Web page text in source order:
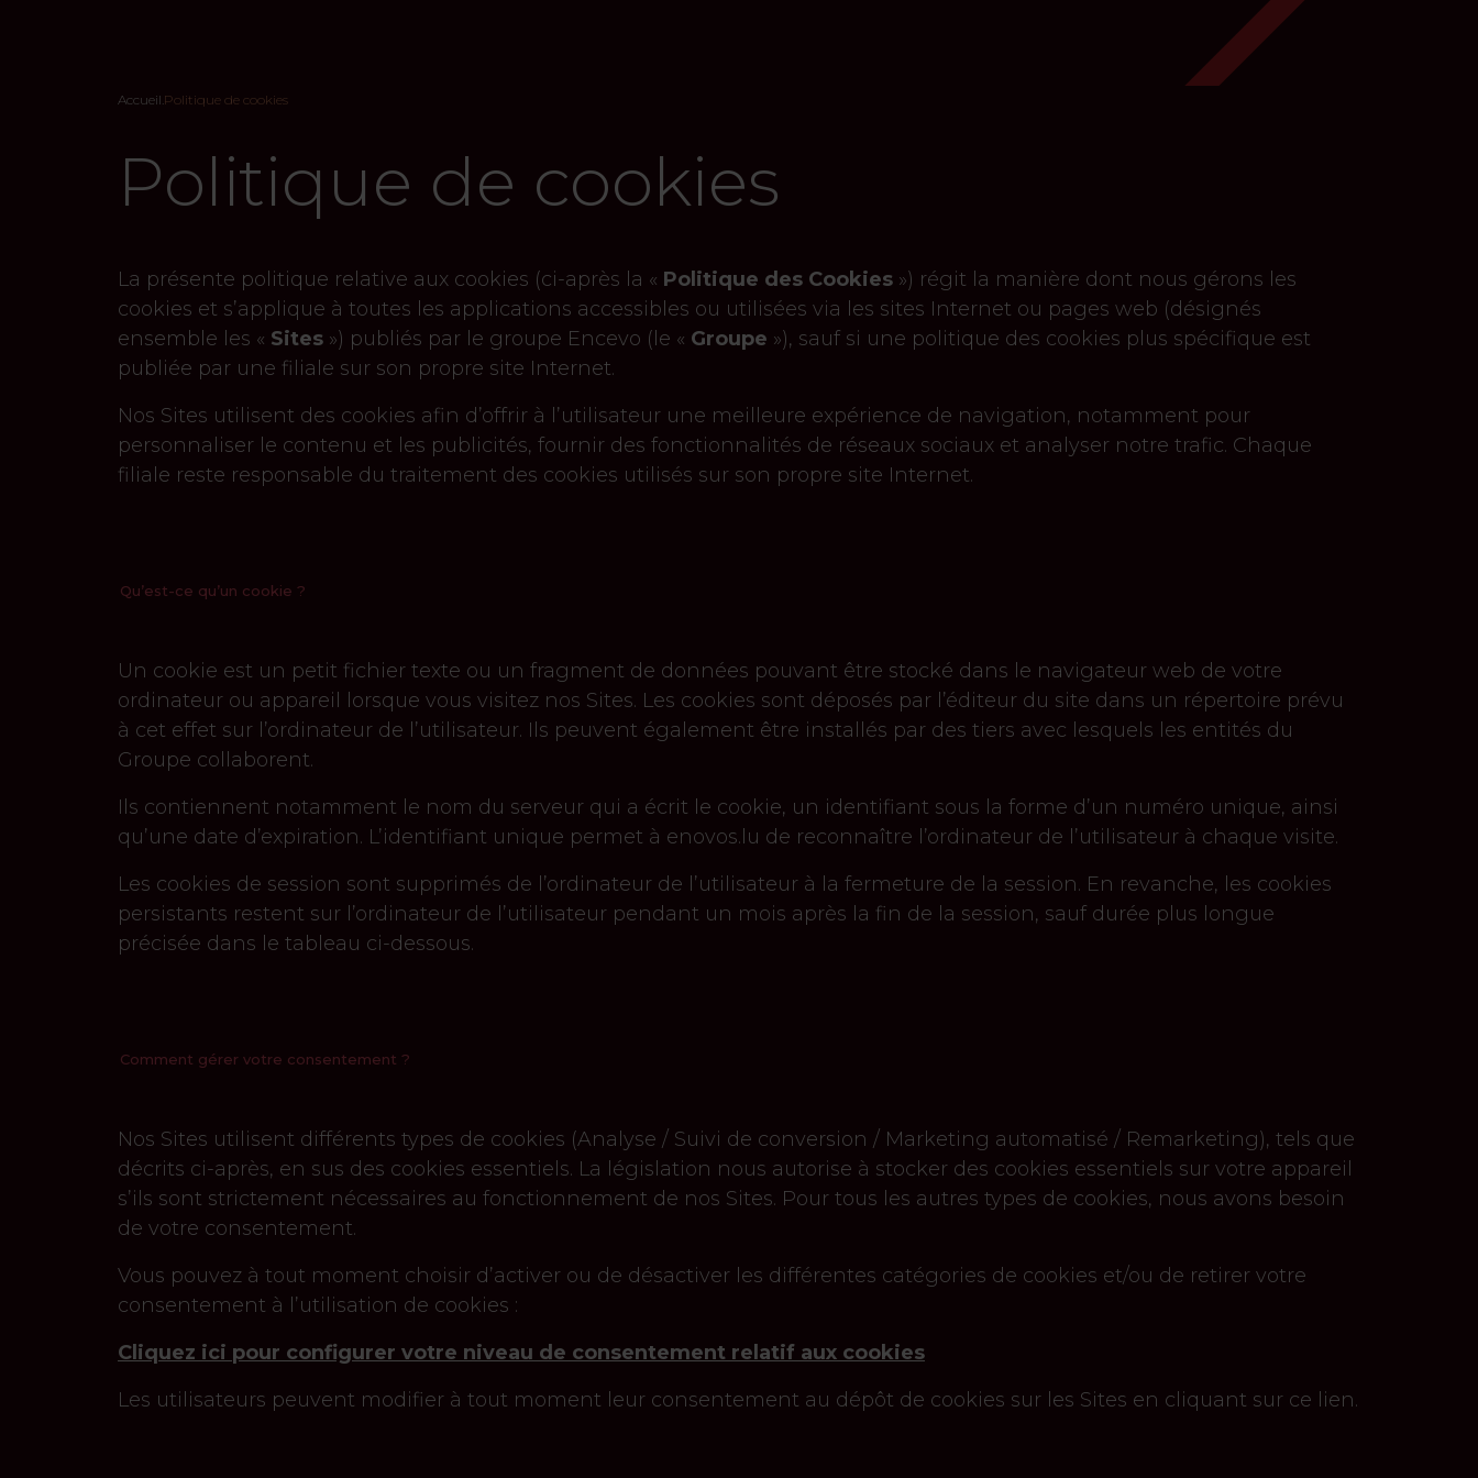
Accueil.Politique de cookies
Politique de cookies
La présente politique relative aux cookies (ci-après la « Politique des Cookies ») régit la manière dont nous gérons les
cookies et s’applique à toutes les applications accessibles ou utilisées via les sites Internet ou pages web (désignés
ensemble les « Sites ») publiés par le groupe Encevo (le « Groupe »), sauf si une politique des cookies plus spécifique est
publiée par une filiale sur son propre site Internet.
Nos Sites utilisent des cookies afin d’offrir à l’utilisateur une meilleure expérience de navigation, notamment pour
personnaliser le contenu et les publicités, fournir des fonctionnalités de réseaux sociaux et analyser notre trafic. Chaque
filiale reste responsable du traitement des cookies utilisés sur son propre site Internet.
Qu’est-ce qu’un cookie ?
Un cookie est un petit fichier texte ou un fragment de données pouvant être stocké dans le navigateur web de votre
ordinateur ou appareil lorsque vous visitez nos Sites. Les cookies sont déposés par l’éditeur du site dans un répertoire prévu
à cet effet sur l’ordinateur de l’utilisateur. Ils peuvent également être installés par des tiers avec lesquels les entités du
Groupe collaborent.
Ils contiennent notamment le nom du serveur qui a écrit le cookie, un identifiant sous la forme d’un numéro unique, ainsi
qu’une date d’expiration. L’identifiant unique permet à enovos.lu de reconnaître l’ordinateur de l’utilisateur à chaque visite.
Les cookies de session sont supprimés de l’ordinateur de l’utilisateur à la fermeture de la session. En revanche, les cookies
persistants restent sur l’ordinateur de l’utilisateur pendant un mois après la fin de la session, sauf durée plus longue
précisée dans le tableau ci-dessous.
Comment gérer votre consentement ?
Nos Sites utilisent différents types de cookies (Analyse / Suivi de conversion / Marketing automatisé / Remarketing), tels que
décrits ci-après, en sus des cookies essentiels. La législation nous autorise à stocker des cookies essentiels sur votre appareil
s’ils sont strictement nécessaires au fonctionnement de nos Sites. Pour tous les autres types de cookies, nous avons besoin
de votre consentement.
Vous pouvez à tout moment choisir d’activer ou de désactiver les différentes catégories de cookies et/ou de retirer votre
consentement à l’utilisation de cookies :
Cliquez ici pour configurer votre niveau de consentement relatif aux cookies
Les utilisateurs peuvent modifier à tout moment leur consentement au dépôt de cookies sur les Sites en cliquant sur ce lien.